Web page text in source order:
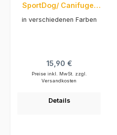
SportDog/ Canifuge/
in verschiedenen Farben
Regulärer Preis:
15,90 €
Preise inkl. MwSt. zzgl.
Versandkosten
Details